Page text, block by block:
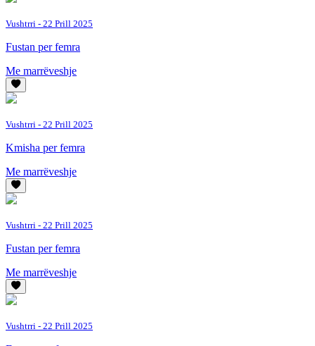
Vushtrri - 22 Prill 2025
Fustan per femra
Me marrëveshje
Vushtrri - 22 Prill 2025
Kmisha per femra
Me marrëveshje
Vushtrri - 22 Prill 2025
Fustan per femra
Me marrëveshje
Vushtrri - 22 Prill 2025